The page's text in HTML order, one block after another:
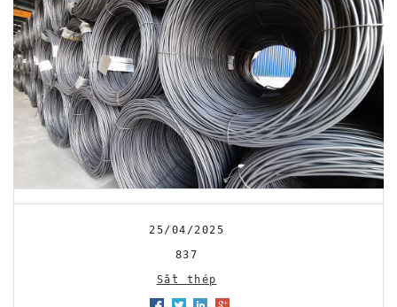
25/04/2025
837
Sắt thép